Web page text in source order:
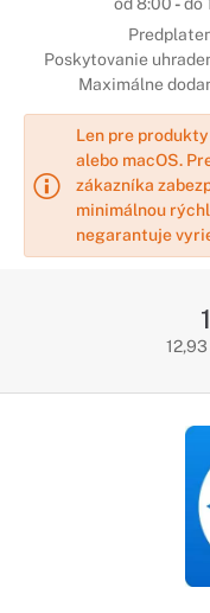
Poskytovanie
Maximálne
Len pre
alebo macOS.
zákazníka
minimálnou
negarantuje